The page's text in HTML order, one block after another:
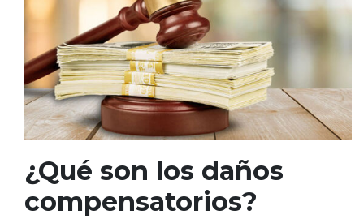
¿Qué son los daños
compensatorios?